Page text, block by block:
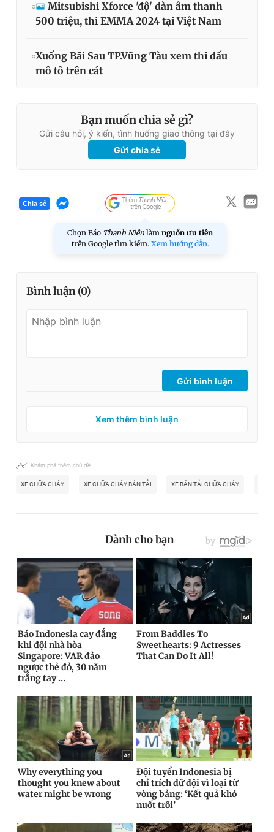
Mitsubishi Xforce 'độ' dàn âm thanh
500 triệu, thi EMMA 2024 tại Việt Nam
Xuống Bãi Sau TP.Vũng Tàu xem thi đấu
mô tô trên cát
Bạn muốn chia sẻ gì?
Gửi câu hỏi, ý kiến, tình huống giao thông tại đây
Gửi chia sẻ
Chia sẻ
Chọn Báo Thanh Niên làm nguồn ưu tiên
trên Google tìm kiếm. Xem hướng dẫn.
Bình luận (0)
Gửi bình luận
Xem thêm bình luận
Khám phá thêm chủ đề
XE CHỮA CHÁY XE CHỮA CHÁY BÁN TẢI XE BÁN TẢI CHỮA CHÁY